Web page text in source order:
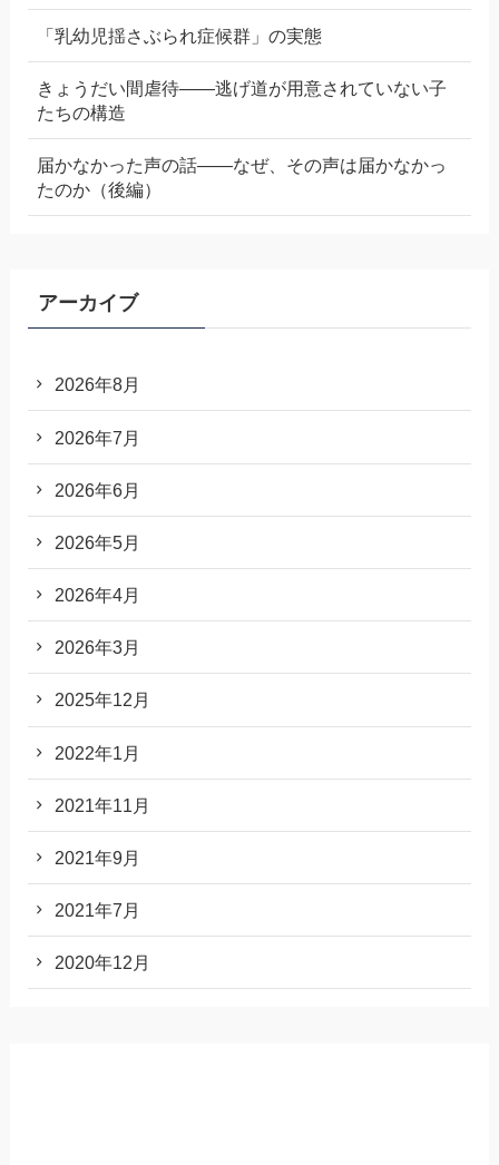
「乳幼児揺さぶられ症候群」の実態
きょうだい間虐待——逃げ道が用意されていない子
たちの構造
届かなかった声の話——なぜ、その声は届かなかっ
たのか（後編）
アーカイブ
2026年8月
2026年7月
2026年6月
2026年5月
2026年4月
2026年3月
2025年12月
2022年1月
2021年11月
2021年9月
2021年7月
2020年12月